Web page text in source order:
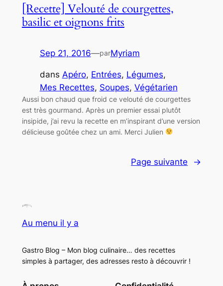
[Recette] Velouté de courgettes,
basilic et oignons frits
Sep 21, 2016—parMyriam
dans Apéro, Entrées, Légumes
Mes Recettes, Soupes, Végétarien
Aussi bon chaud que froid ce velouté de courgettes
est très gourmand. Après un premier essai plutôt
insipide, j’ai revu la recette en m’inspirant d’une version
délicieuse goûtée chez un ami. Merci Julien
Page suivante →
Au menu il y a
Gastro Blog – Mon blog culinaire… des recettes
simples à partager, des adresses resto à découvrir !